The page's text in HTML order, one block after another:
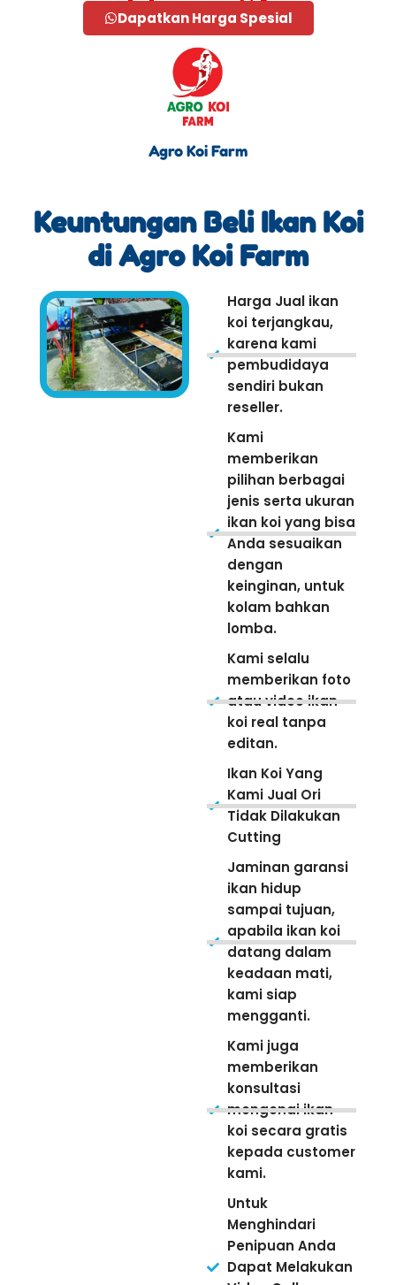
Dapatkan Harga Spesial
Agro Koi Farm
Keuntungan Beli Ikan Koi
di Agro Koi Farm
Harga Jual ikan
koi terjangkau,
karena kami
pembudidaya
sendiri bukan
reseller.
Kami
memberikan
pilihan berbagai
jenis serta ukuran
ikan koi yang bisa
Anda sesuaikan
dengan
keinginan, untuk
kolam bahkan
lomba.
Kami selalu
memberikan foto
atau video ikan
koi real tanpa
editan.
Ikan Koi Yang
Kami Jual Ori
Tidak Dilakukan
Cutting
Jaminan garansi
ikan hidup
sampai tujuan,
apabila ikan koi
datang dalam
keadaan mati,
kami siap
mengganti.
Kami juga
memberikan
konsultasi
mengenai ikan
koi secara gratis
kepada customer
kami.
Untuk
Menghindari
Penipuan Anda
Dapat Melakukan